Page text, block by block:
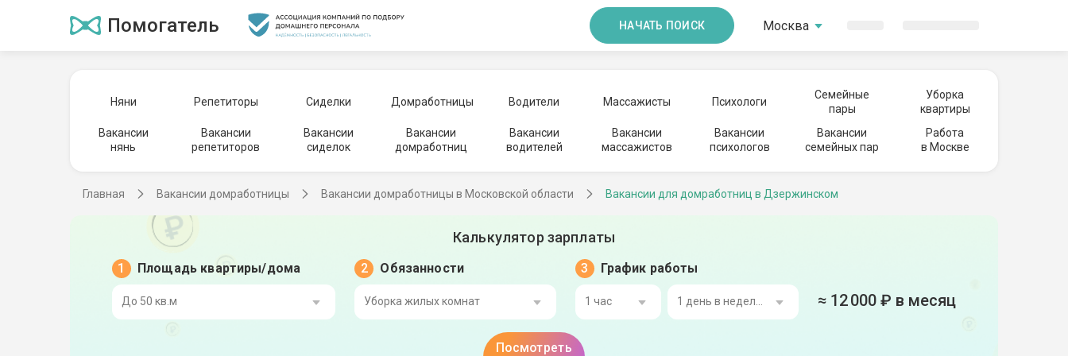
Помогатель НАЧАТЬ ПОИСК Москва
Няни Репетиторы Сиделки Домработницы Водители Массажисты Психологи
Семейные
пары
Уборка
квартиры
Вакансии
нянь
Вакансии
репетиторов
Вакансии
сиделок
Вакансии
домработниц
Вакансии
водителей
Вакансии
массажистов
Вакансии
психологов
Вакансии
семейных пар
Работа
в Москве
Главная Вакансии домработницы Вакансии домработницы в Московской области Вакансии для домработниц в Дзержинском
Калькулятор зарплаты
Площадь квартиры/дома Обязанности График работы
≈ 12 000₽ в месяц
Посмотреть